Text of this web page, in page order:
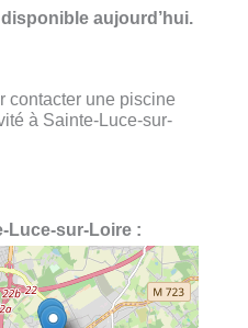
aujourd’hui.
contacter une piscine
à Sainte-Luce-sur-
Luce-sur-Loire :